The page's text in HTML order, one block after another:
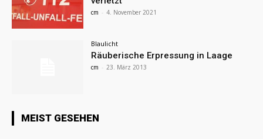
cm - 4. November 2021
Blaulicht
Räuberische Erpressung in Laage
cm - 23. März 2013
MEIST GESEHEN